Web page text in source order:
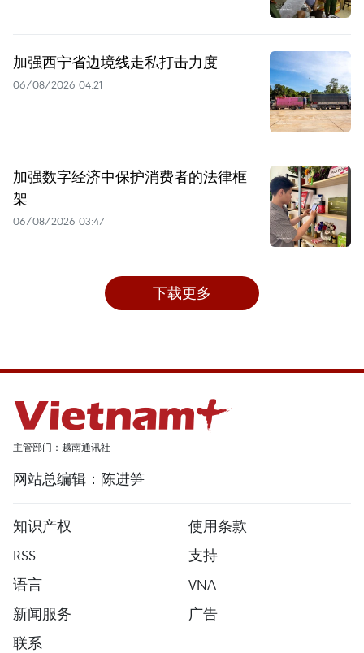
加强西宁省边境线走私打击力度
06/08/2026 04:21
加强数字经济中保护消费者的法律框
架
06/08/2026 03:47
下载更多
主管部门：越南通讯社
网站总编辑：陈进笋
知识产权
使用条款
RSS
支持
语言
VNA
新闻服务
广告
联系